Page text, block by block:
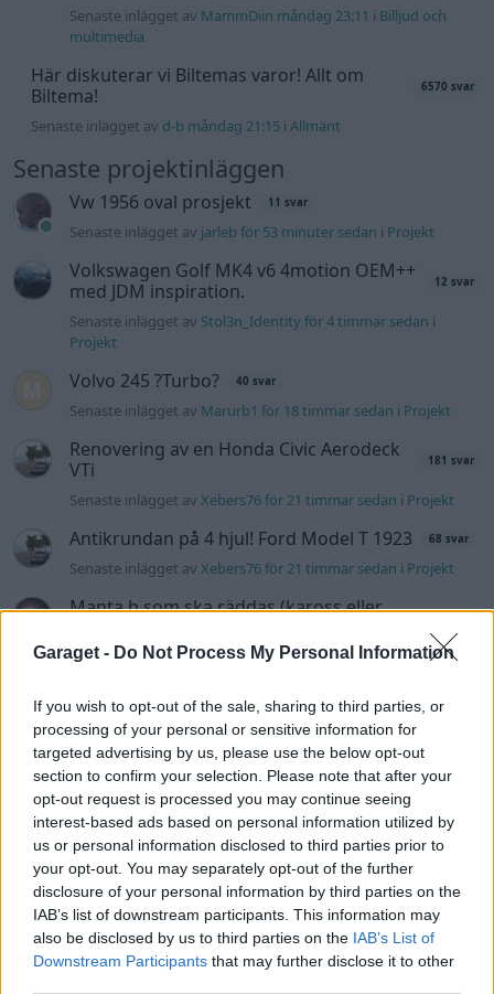
Garaget - Do Not Process My Personal Information
If you wish to opt-out of the sale, sharing to third parties, or
processing of your personal or sensitive information for
targeted advertising by us, please use the below opt-out
section to confirm your selection. Please note that after your
opt-out request is processed you may continue seeing
interest-based ads based on personal information utilized by
us or personal information disclosed to third parties prior to
your opt-out. You may separately opt-out of the further
disclosure of your personal information by third parties on the
IAB’s list of downstream participants. This information may
also be disclosed by us to third parties on the IAB’s List of
Downstream Participants that may further disclose it to other
Senaste inlägget av MammDiin måndag 23:11 i Billjud och
multimedia
Här diskuterar vi Biltemas varor! Allt om
Biltema!
6570 svar
Senaste inlägget av d-b måndag 21:15 i Allmänt
Senaste projektinläggen
Vw 1956 oval prosjekt 11 svar
Senaste inlägget av jarleb för 53 minuter sedan i Projekt
Volkswagen Golf MK4 v6 4motion OEM++
med JDM inspiration.
12 svar
Senaste inlägget av Stol3n_Identity för 4 timmar sedan i
Projekt
Volvo 245 ?Turbo? 40 svar
Senaste inlägget av Marurb1 för 18 timmar sedan i Projekt
Renovering av en Honda Civic Aerodeck
VTi
181 svar
Senaste inlägget avXebers76 för 21 timmar sedan i Projekt
Antikrundan på 4 hjul! Ford Model T 1923 68 svar
Senaste inlägget avXebers76 för 21 timmar sedan i Projekt
Manta b som ska räddas (kaross eller
Senaste inlägget avTyfors Igår 17:48iProjekt
Camaro som bruksbil?!
Senaste inlägget avEv_volvo142 Igår 09:02iProjekt
Volvo 740 GLT Långtids Projekt
Senaste inlägget avRubenRutegard tisdag 19:47iProjekt
Volvo 142 Elkonvertering Elbil
Senaste inlägget avEv_volvo142 måndag 19:16iProjekt
Volkswagen split bus t1 1962 2558 svar
Senaste inlägget avDr_snuggels måndag 18:29i Projekt
Nyaste forumtrådarna